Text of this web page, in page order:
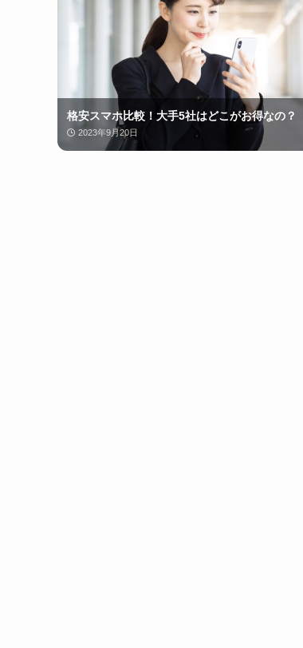
格安スマホ比較！大手5社はどこがお得なの？
2023年9月20日